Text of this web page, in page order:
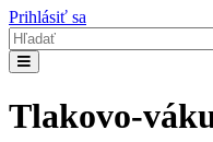
Prihlásiť sa
Tlakovo-